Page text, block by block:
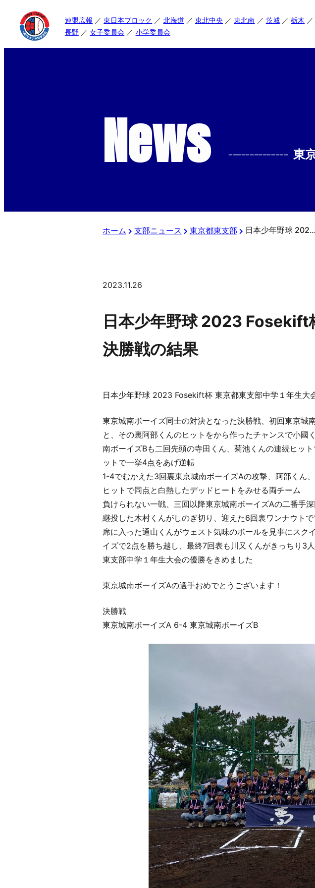
連盟広報 東日本ブロック 北海道 東北中央 東北南 茨城 栃木
長野
女子委員会 小学委員会
News -------------- 東
ホーム 支部ニュース 東京都東支部 日本少年野球 2023 Fosekift杯 東京都東支部中学１年生大会 決勝戦の結果
2023.11.26
日本少年野球 2023 Fosekift
決勝戦の結果
日本少年野球 2023 Fosekift杯 東京都東支部中学１年生大
東京城南ボーイズ同士の対決となった決勝戦、初回東京
と、その裏阿部くんのヒットをから作ったチャンスで小
南ボーイズBも二回先頭の寺田くん、菊池くんの連続ヒッ
ットで一挙4点をあげ逆転
1-4でむかえた3回裏東京城南ボーイズAの攻撃、阿部くん
ヒットで同点と白熱したデッドヒートをみせる両チーム
負けられない一戦、三回以降東京城南ボーイズAの二番手
継投した木村くんがしのぎ切り、迎えた6回裏ワンナウト
席に入った通山くんがウェスト気味のボールを見事にス
イズで2点を勝ち越し、最終7回表も川又くんがきっちり
東支部中学１年生大会の優勝をきめました
東京城南ボーイズAの選手おめでとうございます！
決勝戦
東京城南ボーイズA 6-4 東京城南ボーイズB